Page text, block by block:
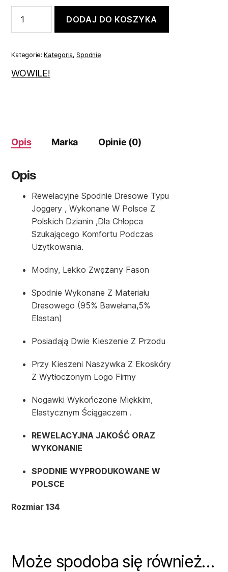
Spodnie
dresowe
134
DODAJ DO KOSZYKA
Kategorie:Kategoria,Spodnie
WOWILE!
Opis Marka Opinie (0)
Opis
Rewelacyjne Spodnie Dresowe Typu
Joggery , Wykonane W Polsce Z
Polskich Dzianin ,dla Chłopca
Szukającego Komfortu Podczas
Użytkowania.
Modny, Lekko Zwężany Fason
Spodnie Wykonane Z Materiału
Dresowego (95% Bawełana,5%
Elastan)
Posiadają Dwie Kieszenie Z Przodu
Przy Kieszeni Naszywka Z Ekoskóry
Z Wytłoczonym Logo Firmy
Nogawki Wykończone Miękkim,
Elastycznym Ściągaczem .
REWELACYJNA JAKOŚĆ ORAZ
WYKONANIE
SPODNIE WYPRODUKOWANE W
POLSCE
Rozmiar 134
Może spodoba się również…